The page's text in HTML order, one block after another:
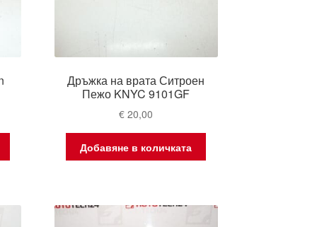
Дръжка на врата Ситроен
Пежо KNYC 9101GF
€ 20,00
Добавяне в количката